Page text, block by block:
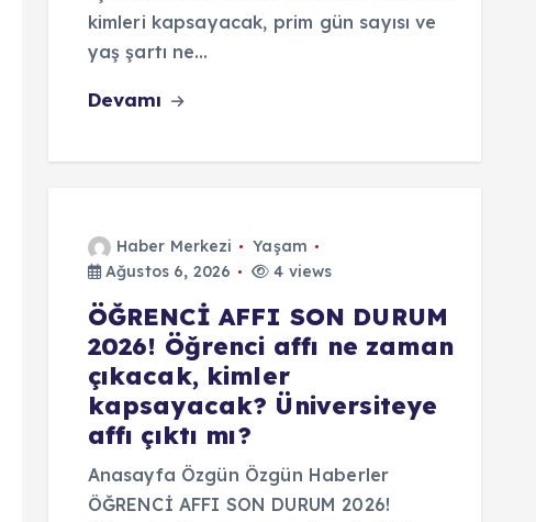
kimleri kapsayacak, prim gün sayısı ve
yaş şartı ne…
Devamı
Haber Merkezi
Yaşam
Ağustos 6, 2026
4 views
ÖĞRENCİ AFFI SON DURUM
2026! Öğrenci affı ne zaman
çıkacak, kimler
kapsayacak? Üniversiteye
affı çıktı mı?
Anasayfa Özgün Özgün Haberler
ÖĞRENCİ AFFI SON DURUM 2026!